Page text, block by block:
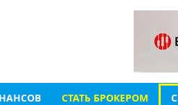
СТАТЬ БРОКЕРОМ